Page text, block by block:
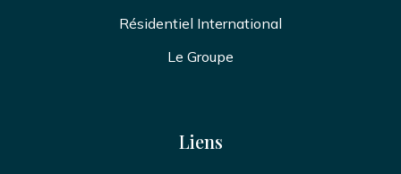
Résidentiel International
Le Groupe
Liens